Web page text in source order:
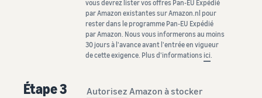
vous devrez lister vos offres Pan-EU Expédié
par Amazon existantes sur Amazon.nl pour
rester dans le programme Pan-EU Expédié
par Amazon. Nous vous informerons au moins
30 jours à l'avance avant l'entrée en vigueur
de cette exigence. Plus d'informations ici.
Étape 3 Autorisez Amazon à stocker